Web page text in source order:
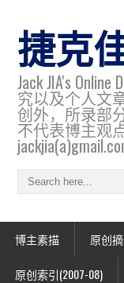
捷克
Jack JIA's
究以及个人文
创外，所录部
不代表博主观
博主素描 原创
原创索引(2007-08)